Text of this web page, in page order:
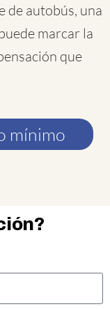
de autobús, una
marcar la
que
mínimo